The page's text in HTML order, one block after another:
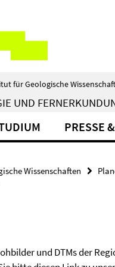
für Geologische
UND
PRESSE
Wissenschaften
und DTMs der